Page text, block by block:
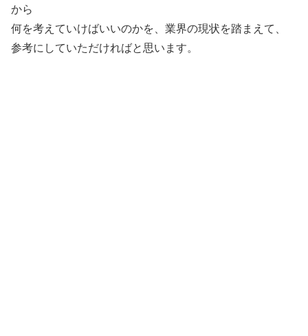
から
何を考えていけばいいのかを、業界の現状を踏まえて、
参考にしていただければと思います。